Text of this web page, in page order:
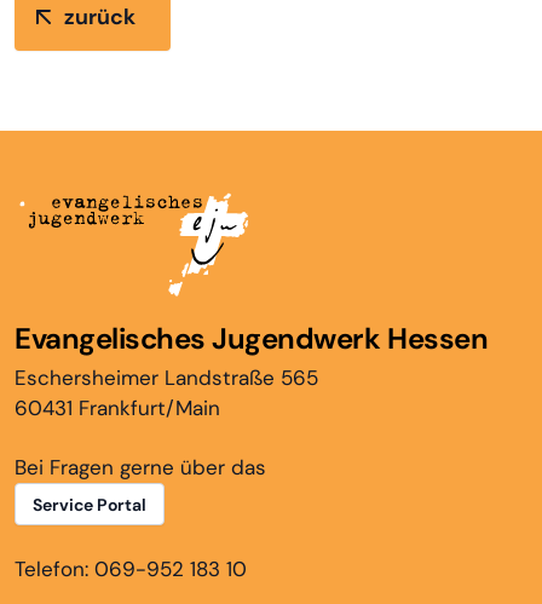
zurück
Evangelisches Jugendwerk Hessen
Eschersheimer Landstraße 565
60431 Frankfurt/Main
Bei Fragen gerne über das
Service Portal
Telefon: 069-952 183 10